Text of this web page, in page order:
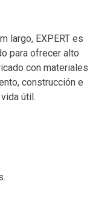
largo, EXPERT es
para ofrecer alto
con materiales
construcción e
útil.